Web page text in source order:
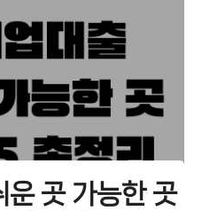
운 곳 가능한 곳